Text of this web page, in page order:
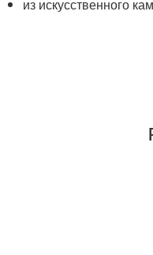
из искусственного